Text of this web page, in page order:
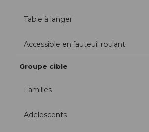
Table à langer
Accessible en fauteuil roulant
Groupe cible
Familles
Adolescents